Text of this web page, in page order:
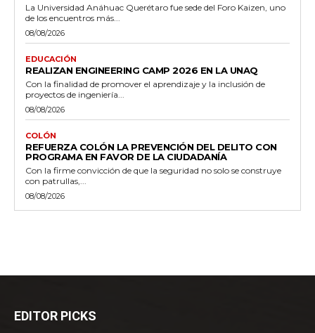
La Universidad Anáhuac Querétaro fue sede del Foro Kaizen, uno
de los encuentros más...
08/08/2026
EDUCACIÓN
REALIZAN ENGINEERING CAMP 2026 EN LA UNAQ
Con la finalidad de promover el aprendizaje y la inclusión de
proyectos de ingeniería...
08/08/2026
COLÓN
REFUERZA COLÓN LA PREVENCIÓN DEL DELITO CON
PROGRAMA EN FAVOR DE LA CIUDADANÍA
Con la firme convicción de que la seguridad no solo se construye
con patrullas,...
08/08/2026
EDITOR PICKS